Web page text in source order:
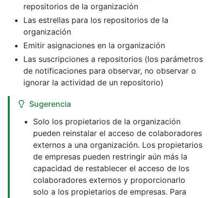
repositorios de la organización
Las estrellas para los repositorios de la
organización
Emitir asignaciones en la organización
Las suscripciones a repositorios (los parámetros
de notificaciones para observar, no observar o
ignorar la actividad de un repositorio)
Sugerencia
Solo los propietarios de la organización
pueden reinstalar el acceso de colaboradores
externos a una organización. Los propietarios
de empresas pueden restringir aún más la
capacidad de restablecer el acceso de los
colaboradores externos y proporcionarlo
solo a los propietarios de empresas. Para